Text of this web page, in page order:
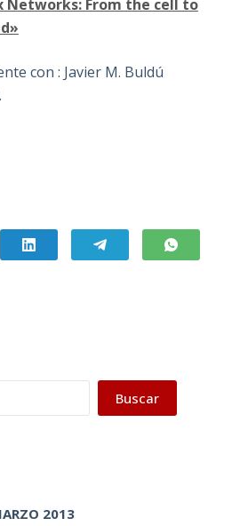
Networks: From the cell to
con : Javier M. Buldú
Buscar
2013